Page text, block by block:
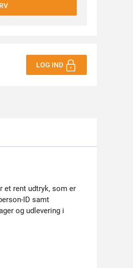
LOG IND
et rent udtryk, som er
ID samt
og udlevering i